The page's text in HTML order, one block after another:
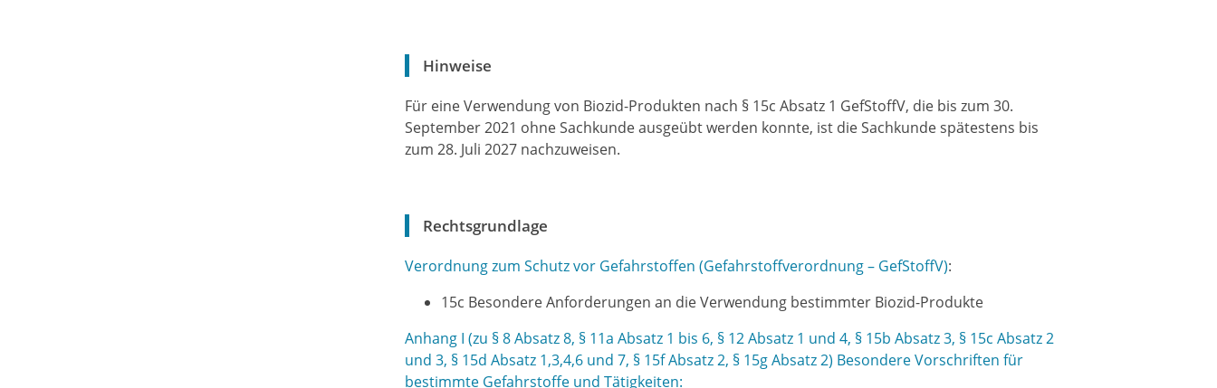
Hinweise
Für eine Verwendung von Biozid-Produkten nach § 15c Absatz 1 GefStoffV, die bis zum 30.
September 2021 ohne Sachkunde ausgeübt werden konnte, ist die Sachkunde spätestens bis
zum 28. Juli 2027 nachzuweisen.
Rechtsgrundlage
Verordnung zum Schutz vor Gefahrstoffen (Gefahrstoffverordnung – GefStoffV):
15c Besondere Anforderungen an die Verwendung bestimmter Biozid-Produkte
Anhang I (zu § 8 Absatz 8, § 11a Absatz 1 bis 6, § 12 Absatz 1 und 4, § 15b Absatz 3, § 15c Absatz 2
und 3, § 15d Absatz 1,3,4,6 und 7, § 15f Absatz 2, § 15g Absatz 2) Besondere Vorschriften für
bestimmte Gefahrstoffe und Tätigkeiten: